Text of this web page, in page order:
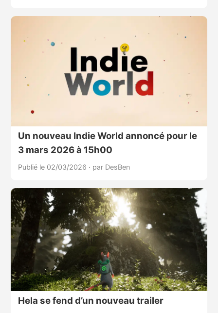
Un nouveau Indie World annoncé pour le
3 mars 2026 à 15h00
Publié le 02/03/2026 · par DesBen
Hela se fend d’un nouveau trailer